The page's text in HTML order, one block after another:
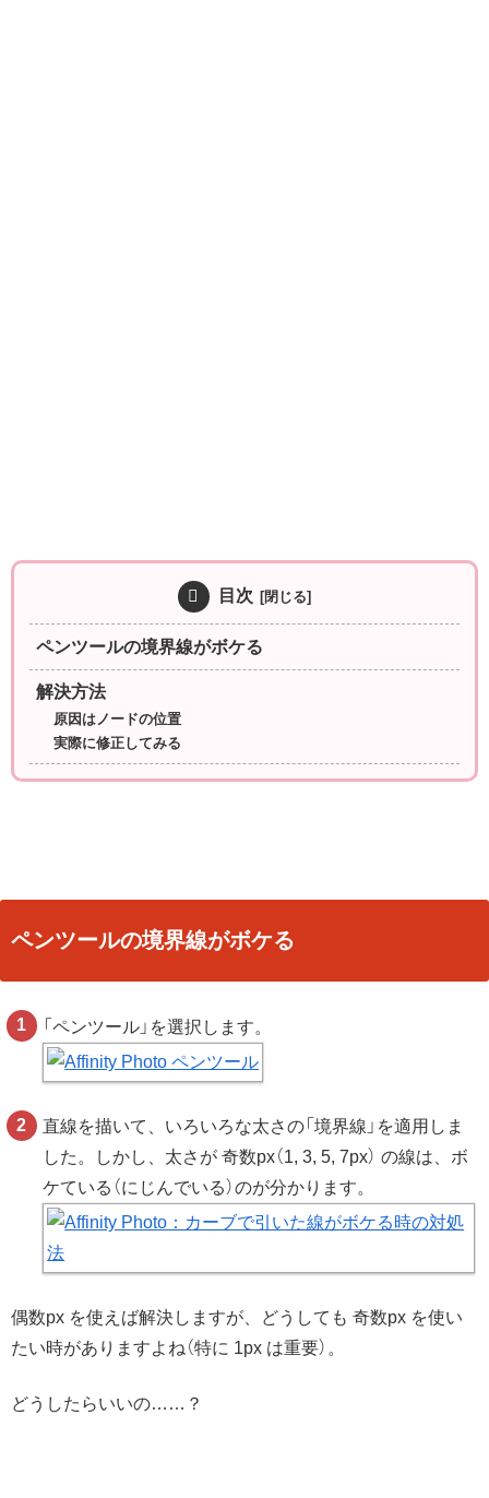
目次
ペンツールの境界線がボケる
解決方法
原因はノードの位置
実際に修正してみる
ペンツールの境界線がボケる
「ペンツール」を選択します。
直線を描いて、いろいろな太さの「境界線」を適用しま
した。しかし、太さが 奇数px（1, 3, 5, 7px） の線は、ボ
ケている（にじんでいる）のが分かります。
偶数px を使えば解決しますが、どうしても 奇数px を使い
たい時がありますよね（特に 1px は重要）。
どうしたらいいの……？